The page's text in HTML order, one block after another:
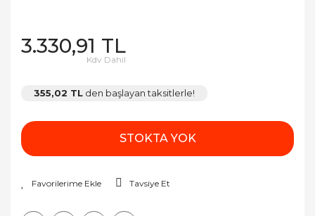
3.330,91 TL
Kdv Dahil
355,02 TL den başlayan taksitlerle!
STOKTA YOK
Tavsiye Et